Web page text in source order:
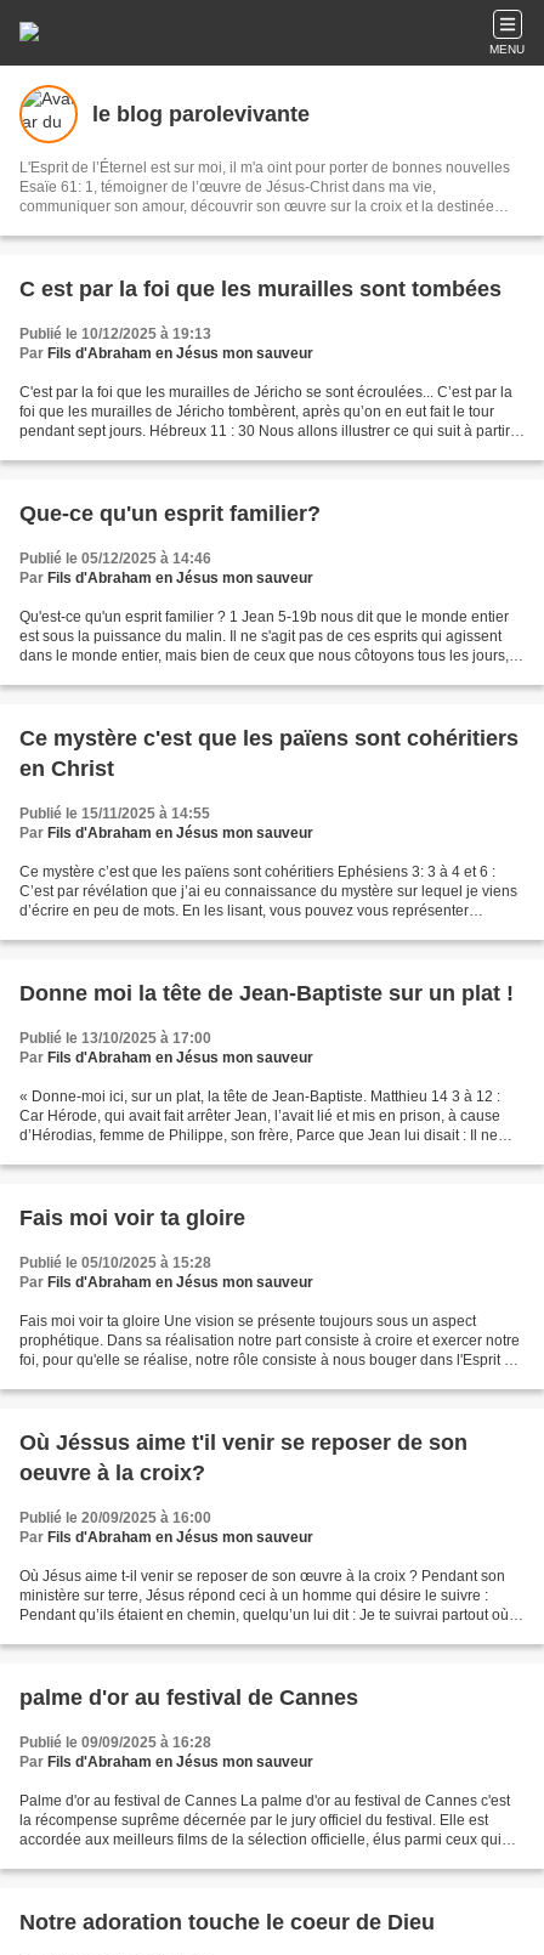
MENU
le blog parolevivante
L'Esprit de l’Éternel est sur moi, il m'a oint pour porter de bonnes nouvelles
Esaïe 61: 1, témoigner de l’œuvre de Jésus-Christ dans ma vie,
communiquer son amour, découvrir son œuvre sur la croix et la destinée
C est par la foi que les murailles sont tombées
Publié le 10/12/2025 à 19:13
Par Fils d'Abraham en Jésus mon sauveur
C'est par la foi que les murailles de Jéricho se sont écroulées... C’est par la
foi que les murailles de Jéricho tombèrent, après qu’on en eut fait le tour
pendant sept jours. Hébreux 11 : 30 Nous allons illustrer ce qui suit à partir
Que-ce qu'un esprit familier?
Publié le 05/12/2025 à 14:46
Par Fils d'Abraham en Jésus mon sauveur
Qu'est-ce qu'un esprit familier ? 1 Jean 5-19b nous dit que le monde entier
est sous la puissance du malin. Il ne s'agit pas de ces esprits qui agissent
dans le monde entier, mais bien de ceux que nous côtoyons tous les jours,
Ce mystère c'est que les païens sont cohéritiers
en Christ
Publié le 15/11/2025 à 14:55
Par Fils d'Abraham en Jésus mon sauveur
Ce mystère c’est que les païens sont cohéritiers Ephésiens 3: 3 à 4 et 6 :
C’est par révélation que j’ai eu connaissance du mystère sur lequel je viens
d’écrire en peu de mots. En les lisant, vous pouvez vous représenter
Donne moi la tête de Jean-Baptiste sur un plat !
Publié le 13/10/2025 à 17:00
Par Fils d'Abraham en Jésus mon sauveur
« Donne-moi ici, sur un plat, la tête de Jean-Baptiste. Matthieu 14 3 à 12 :
Car Hérode, qui avait fait arrêter Jean, l’avait lié et mis en prison, à cause
d’Hérodias, femme de Philippe, son frère, Parce que Jean lui disait : Il ne
Fais moi voir ta gloire
Publié le 05/10/2025 à 15:28
Par Fils d'Abraham en Jésus mon sauveur
Fais moi voir ta gloire Une vision se présente toujours sous un aspect
prophétique. Dans sa réalisation notre part consiste à croire et exercer notre
foi, pour qu'elle se réalise, notre rôle consiste à nous bouger dans l'Esprit et
Où Jéssus aime t'il venir se reposer de son
oeuvre à la croix?
Publié le 20/09/2025 à 16:00
Par Fils d'Abraham en Jésus mon sauveur
Où Jésus aime t-il venir se reposer de son œuvre à la croix ? Pendant son
ministère sur terre, Jésus répond ceci à un homme qui désire le suivre :
Pendant qu’ils étaient en chemin, quelqu’un lui dit : Je te suivrai partout où tu
palme d'or au festival de Cannes
Publié le 09/09/2025 à 16:28
Par Fils d'Abraham en Jésus mon sauveur
Palme d'or au festival de Cannes La palme d'or au festival de Cannes c'est
la récompense suprême décernée par le jury officiel du festival. Elle est
accordée aux meilleurs films de la sélection officielle, élus parmi ceux qui
Notre adoration touche le coeur de Dieu